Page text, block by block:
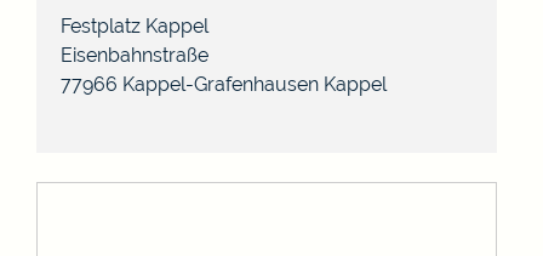
Festplatz Kappel
Eisenbahnstraße
77966 Kappel-Grafenhausen Kappel